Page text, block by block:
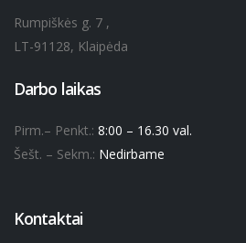
Rumpiškės g. 7 ,
LT-91128, Klaipėda
Darbo laikas
Pirm.– Penkt.: 8:00 – 16.30 val.
Šešt. – Sekm.: Nedirbame
Kontaktai